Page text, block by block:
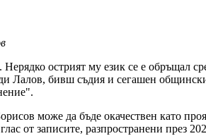
острият му език се е обръщал
Лалов, бивш съдия и сегашен
може да бъде окачествен като
от записите, разпространени през